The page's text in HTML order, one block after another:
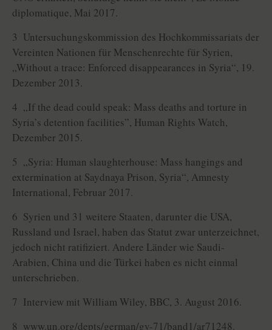
diplomatique, Mai 2017.
3 Untersuchungskommission des Hochkommissariats der
Vereinten Nationen für Menschenrechte für Syrien,
„Without a trace: Enforced disappearances in Syria“, 19.
Dezember 2013.
4 „If the dead could speak: Mass deaths and torture in
Syria’s detention facilities”, Human Rights Watch,
Dezember 2015.
5 „Syria: Human slaughterhouse: Mass hangings and
extermination at Saydnaya Prison, Syria“, Amnesty
International, Februar 2017.
6 Syrien und 31 weitere Staaten, darunter die USA,
Russland und Israel, haben das Statut zwar unterzeichnet,
jedoch nicht ratifiziert. Andere Länder wie Saudi-
Arabien, China und die Türkei haben es nicht einmal
unterschrieben.
7 Interview mit William Wiley, BBC, 3. August 2016.
8 www.un.org/depts/german/gv-71/band1/ar71248.